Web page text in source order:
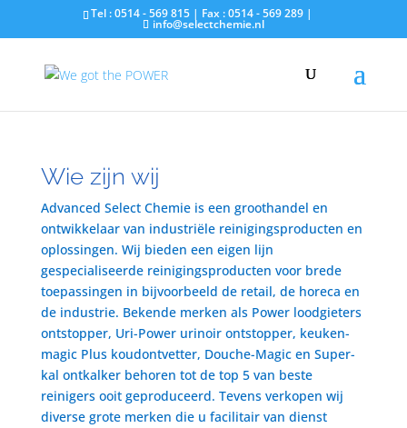
Tel : 0514 - 569 815 | Fax : 0514 - 569 289 |
info@selectchemie.nl
Wie zijn wij
Advanced Select Chemie is een groothandel en
ontwikkelaar van industriële reinigingsproducten en
oplossingen. Wij bieden een eigen lijn
gespecialiseerde reinigingsproducten voor brede
toepassingen in bijvoorbeeld de retail, de horeca en
de industrie. Bekende merken als Power loodgieters
ontstopper, Uri-Power urinoir ontstopper, keuken-
magic Plus koudontvetter, Douche-Magic en Super-
kal ontkalker behoren tot de top 5 van beste
reinigers ooit geproduceerd. Tevens verkopen wij
diverse grote merken die u facilitair van dienst